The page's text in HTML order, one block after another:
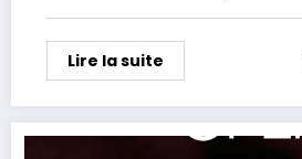
Lire la suite